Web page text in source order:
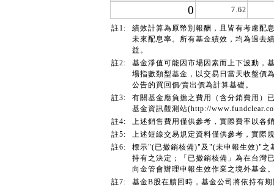
0 7.62
註1:
績效計算為原幣別報酬，且皆有考慮配
未來配息率。所有基金績效，均為過去
益。
註2:
基金淨值可能因市場因素而上下波動，
場指數類型基金，以交易日當天收盤價
公告的買回價∕賣出價為計算基礎。
註3:
有關基金應負擔之費用（含分銷費用）
基金資訊觀測站(http://
註4:
上述銷售費用僅供參考，實際費率以各
註5:
上述短線交易規定資料僅供參考，實際
註6:
標示"(已撤銷核備)"及"(未申報生效)"之
持有之決定；「已撤銷核備」為在台灣
向金管會辦理申報生效作業之境外基金
註7:
基金B股在贖回時，基金公司將依持有